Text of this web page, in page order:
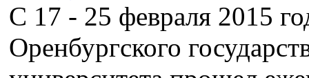
С 17 - 25 февраля 2015
Оренбургского